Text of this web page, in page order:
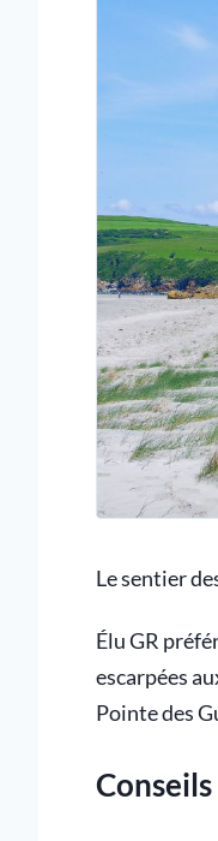
Le sentier
Élu GR
escarpées
Pointe des